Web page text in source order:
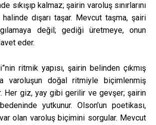
sıkışıp kalmaz; şairin varoluş sınırlarını
halinde dışarı taşar. Mevcut taşma, şairi
değil; gediği üretmeye, onun
eder.
ritmik yapısı, şairin belinden çıkmış
varoluşun doğal ritmiyle biçimlenmiş
Her giz, yay gibi gerilir ve gevşer; şairin
yutkunur. Olson’un poetikası,
var olan varoluş biçimini sorgular. Mevcut